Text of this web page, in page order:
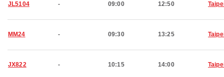
JL5104 - 09:00 12:50
MM24 - 09:30 13:25
JX822 - 10:15 14:00